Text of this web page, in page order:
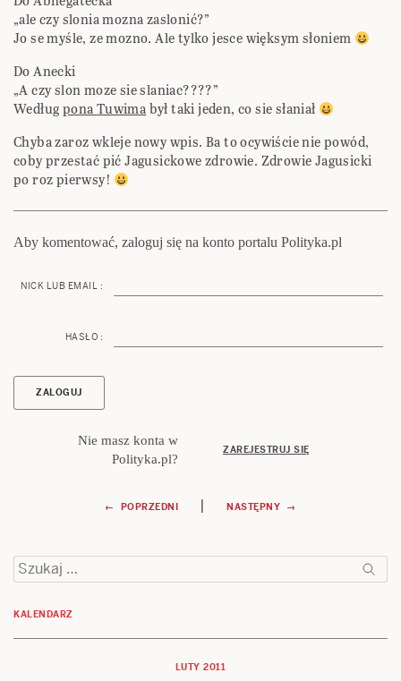
„ale czy slonia mozna zaslonić?”
Jo se myśle, ze mozno. Ale tylko jesce więksym słoniem
Do Anecki
„A czy slon moze sie slaniac????”
Wedługpona Tuwimabył taki jeden, co sie słaniał
Chyba zaroz wkleje nowy wpis. Ba to ocywiście nie powód,
coby przestać pić Jagusickowe zdrowie. Zdrowie Jagusicki
po roz pierwsy!
Aby komentować, zaloguj się na konto portalu Polityka.pl
NICK LUB EMAIL :
HASŁO :
Nie masz konta w
Polityka.pl?
ZAREJESTRUJ SIĘ
Nawigacja
wpisu
← POPRZEDNI | NASTĘPNY →
Szukaj:
KALENDARZ
LUTY 2011